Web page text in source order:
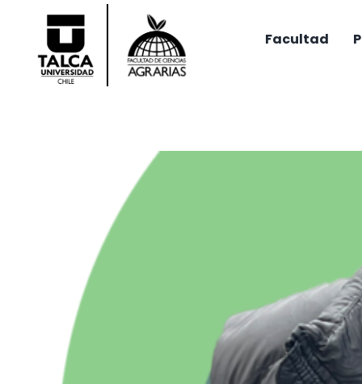
contenido
Facultad